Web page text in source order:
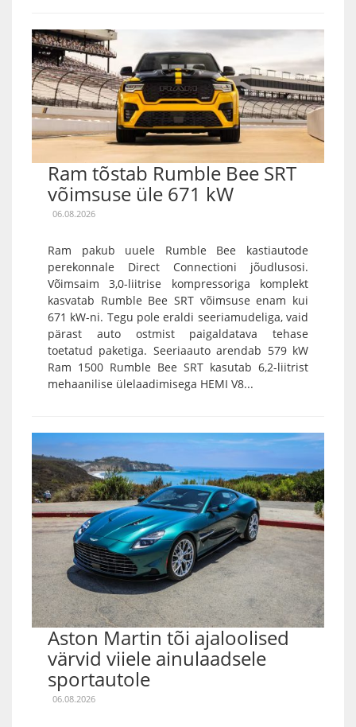
Ram tõstab Rumble Bee SRT
võimsuse üle 671 kW
06.08.2026
Ram pakub uuele Rumble Bee kastiautode
perekonnale Direct Connectioni jõudlusosi.
Võimsaim 3,0-liitrise kompressoriga komplekt
kasvatab Rumble Bee SRT võimsuse enam kui
671 kW-ni. Tegu pole eraldi seeriamudeliga, vaid
pärast auto ostmist paigaldatava tehase
toetatud paketiga. Seeriaauto arendab 579 kW
Ram 1500 Rumble Bee SRT kasutab 6,2-liitrist
mehaanilise ülelaadimisega HEMI V8...
Aston Martin tõi ajaloolised
värvid viiele ainulaadsele
sportautole
06.08.2026